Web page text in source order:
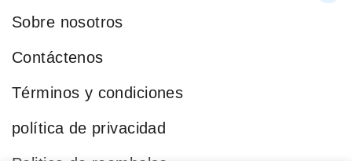
Sobre nosotros
Contáctenos
Términos y condiciones
política de privacidad